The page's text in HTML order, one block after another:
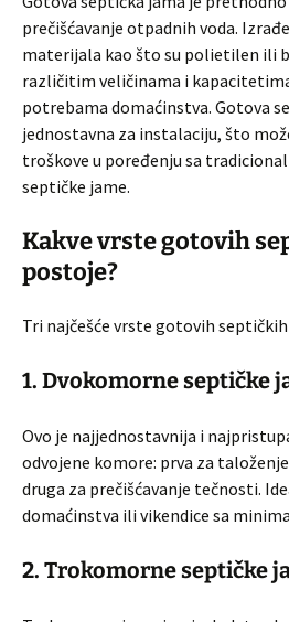
prečišćavanje otpadnih voda.
materijala kao što su polietilen ili
različitim veličinama i
potrebama domaćinstva. Gotova
jednostavna za instalaciju, što
troškove u poređenju sa
septičke jame.
Kakve vrste gotovih
postoje?
Tri najčešće vrste gotovih septičkih
1. Dvokomorne septičke
Ovo je najjednostavnija i
odvojene komore: prva za
druga za prečišćavanje tečnosti.
domaćinstva ili vikendice sa
2. Trokomorne septičke